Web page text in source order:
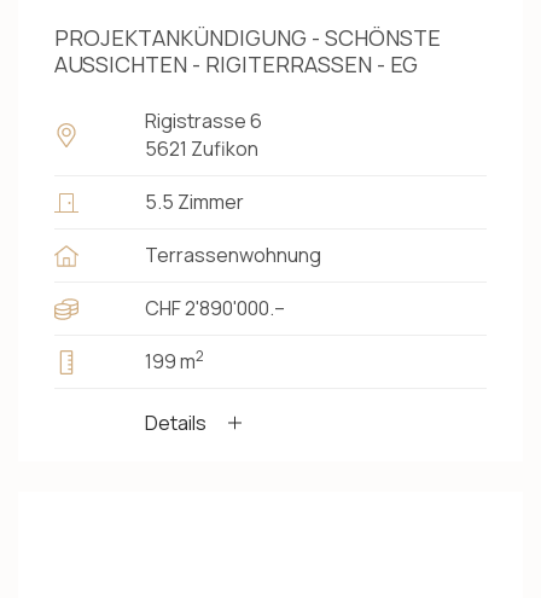
PROJEKTANKÜNDIGUNG - SCHÖNSTE
AUSSICHTEN - RIGITERRASSEN - EG
Rigistrasse 6
5621 Zufikon
5.5 Zimmer
Terrassenwohnung
CHF 2'890'000.–
199 m2
Details